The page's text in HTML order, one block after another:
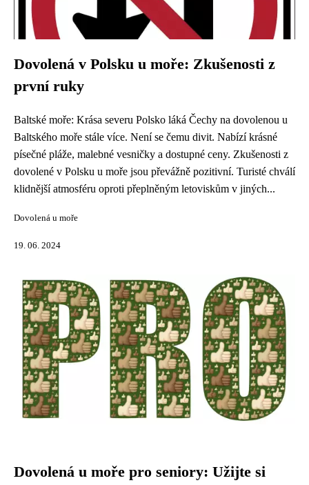
Dovolená v Polsku u moře: Zkušenosti z
první ruky
Baltské moře: Krása severu Polsko láká Čechy na dovolenou u
Baltského moře stále více. Není se čemu divit. Nabízí krásné
písečné pláže, malebné vesničky a dostupné ceny. Zkušenosti z
dovolené v Polsku u moře jsou převážně pozitivní. Turisté chválí
klidnější atmosféru oproti přeplněným letoviskům v jiných...
Dovolená u moře
19. 06. 2024
Dovolená u moře pro seniory: Užijte si